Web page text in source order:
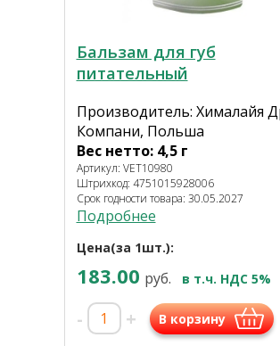
Бальзам для губ
питательный
Производитель: Хималайя
Компани, Польша
Вес нетто: 4,5 г
Артикул: VET10980
Штрихкод: 4751015928006
Срок годности товара: 30.05.2027
Подробнее
Цена(за 1шт.):
183.00 руб. в т.ч. НДС 5%
- + В корзину